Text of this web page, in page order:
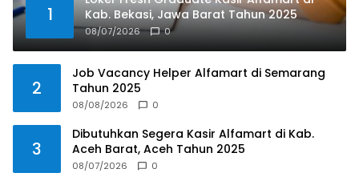
1
Kab. Bekasi, Jawa Barat Tahun 2025
08/07/2026 0
2
Job Vacancy Helper Alfamart di Semarang
Tahun 2025
08/08/2026 0
3
Dibutuhkan Segera Kasir Alfamart di Kab.
Aceh Barat, Aceh Tahun 2025
08/07/2026 0